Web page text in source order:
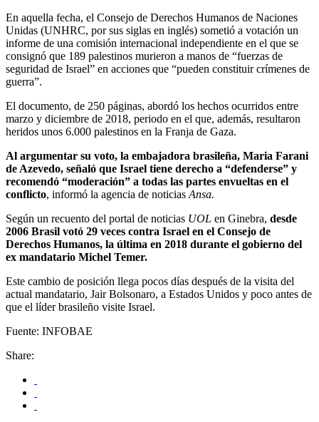
En aquella fecha, el Consejo de Derechos Humanos de Naciones
Unidas (UNHRC, por sus siglas en inglés) sometió a votación un
informe de una comisión internacional independiente en el que se
consignó que 189 palestinos murieron a manos de “fuerzas de
seguridad de Israel” en acciones que “pueden constituir crímenes de
guerra”.
El documento, de 250 páginas, abordó los hechos ocurridos entre
marzo y diciembre de 2018, periodo en el que, además, resultaron
heridos unos 6.000 palestinos en la Franja de Gaza.
Al argumentar su voto, la embajadora brasileña, Maria Farani
de Azevedo, señaló que Israel tiene derecho a “defenderse” y
recomendó “moderación” a todas las partes envueltas en el
conflicto, informó la agencia de noticias Ansa.
Según un recuento del portal de noticias UOL en Ginebra, desde
2006 Brasil votó 29 veces contra Israel en el Consejo de
Derechos Humanos, la última en 2018 durante el gobierno del
ex mandatario Michel Temer.
Este cambio de posición llega pocos días después de la visita del
actual mandatario, Jair Bolsonaro, a Estados Unidos y poco antes de
que el líder brasileño visite Israel.
Fuente: INFOBAE
Share: